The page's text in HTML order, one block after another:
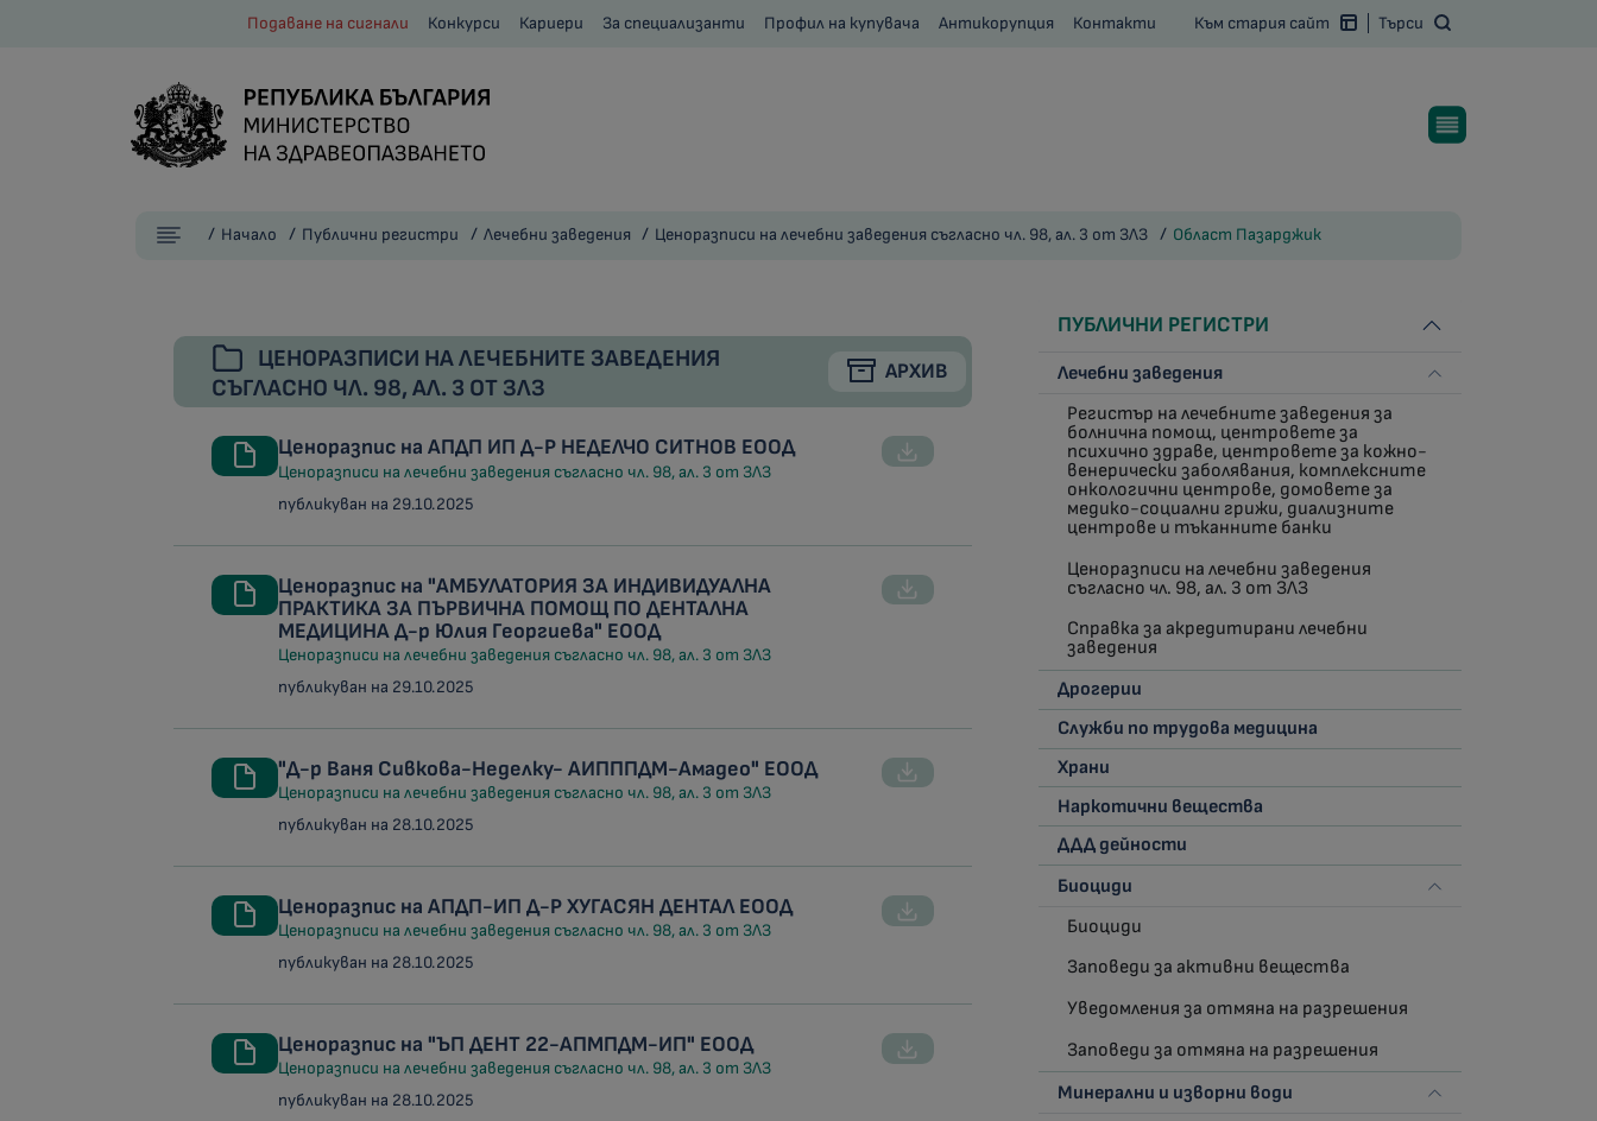
Подаване на сигнали Конкурси Кариери За специализанти Профил на купувача Антикорупция Контакти Към стария сайт Търси
Начало Публични регистри Лечебни заведения Ценоразписи на лечебни заведения съгласно чл. 98, ал. 3 от ЗЛЗ Област Пазарджик
ЦЕНОРАЗПИСИ НА ЛЕЧЕБНИТЕ ЗАВЕДЕНИЯ
СЪГЛАСНО ЧЛ. 98, АЛ. 3 ОТ ЗЛЗ
АРХИВ
Ценоразпис на АПДП ИП Д-Р НЕДЕЛЧО СИТНОВ ЕООД
Ценоразписи на лечебни заведения съгласно чл. 98, ал. 3 от ЗЛЗ
публикуван на 29.10.2025
Ценоразпис на "АМБУЛАТОРИЯ ЗА ИНДИВИДУАЛНА
ПРАКТИКА ЗА ПЪРВИЧНА ПОМОЩ ПО ДЕНТАЛНА
МЕДИЦИНА Д-р Юлия Георгиева" ЕООД
Ценоразписи на лечебни заведения съгласно чл. 98, ал. 3 от ЗЛЗ
публикуван на 29.10.2025
"Д-р Ваня Сивкова-Неделку- АИПППДМ-Амадео" ЕООД
Ценоразписи на лечебни заведения съгласно чл. 98, ал. 3 от ЗЛЗ
публикуван на 28.10.2025
Ценоразпис на АПДП-ИП Д-Р ХУГАСЯН ДЕНТАЛ ЕООД
Ценоразписи на лечебни заведения съгласно чл. 98, ал. 3 от ЗЛЗ
публикуван на 28.10.2025
Ценоразпис на "ЪП ДЕНТ 22-АПМПДМ-ИП" ЕООД
Ценоразписи на лечебни заведения съгласно чл. 98, ал. 3 от ЗЛЗ
публикуван на 28.10.2025
ПУБЛИЧНИ РЕГИСТРИ
Лечебни заведения
Регистър на лечебните заведения за
болнична помощ, центровете за
психично здраве, центровете за кожно-
венерически заболявания, комплексните
онкологични центрове, домовете за
медико-социални грижи, диализните
центрове и тъканните банки
Ценоразписи на лечебни заведения
съгласно чл. 98, ал. 3 от ЗЛЗ
Справка за акредитирани лечебни
заведения
Дрогерии
Служби по трудова медицина
Храни
Наркотични вещества
ДДД дейности
Биоциди
Биоциди
Заповеди за активни вещества
Уведомления за отмяна на разрешения
Заповеди за отмяна на разрешения
Минерални и изворни води